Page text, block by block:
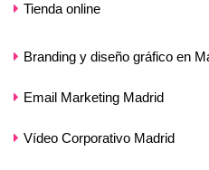
Tienda online
Branding y diseño gráfico en
Email Marketing Madrid
Vídeo Corporativo Madrid